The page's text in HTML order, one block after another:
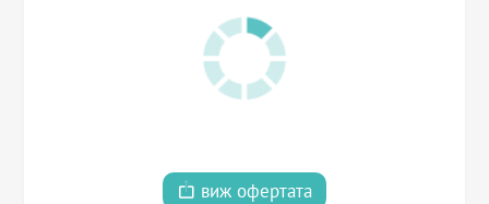
виж офертата